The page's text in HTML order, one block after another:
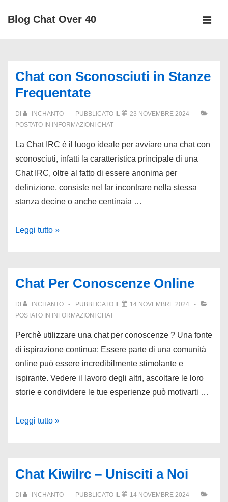
VaiBlog Chat Over 40
Chat con Sconosciuti in Stanze
Frequentate
DI INCHANTO PUBBLICATO IL
23 NOVEMBRE 2024
POSTATO IN
INFORMAZIONI CHAT
La Chat IRC è il luogo ideale per avviare una chat con
sconosciuti, infatti la caratteristica principale di una
Chat IRC, oltre al fatto di essere anonima per
definizione, consiste nel far incontrare nella stessa
stanza decine o anche centinaia …
Chat
Stanze
Frequentate
Leggi tutto »
Chat Per Conoscenze Online
DI INCHANTO PUBBLICATO IL
14 NOVEMBRE 2024
POSTATO IN
INFORMAZIONI CHAT
Perchè utilizzare una chat per conoscenze ? Una fonte
di ispirazione continua: Essere parte di una comunità
online può essere incredibilmente stimolante e
ispirante. Vedere il lavoro degli altri, ascoltare le loro
storie e condividere le tue esperienze può motivarti …
Chat
Leggi tutto »
Chat KiwiIrc – Unisciti a Noi
DI INCHANTO PUBBLICATO IL
14 NOVEMBRE 2024